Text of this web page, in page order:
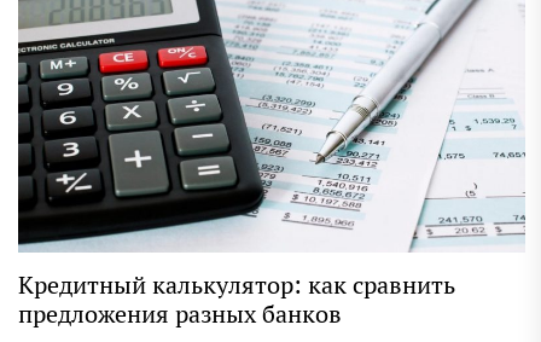
Кредитный калькулятор: как сравнить
предложения разных банков